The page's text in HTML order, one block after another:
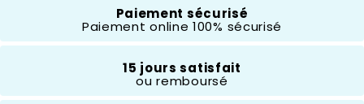
Résine
Thème
La Belle Au Bois
Paiement sécurisé
Paiement online 100% sécurisé
15 jours satisfait
ou remboursé